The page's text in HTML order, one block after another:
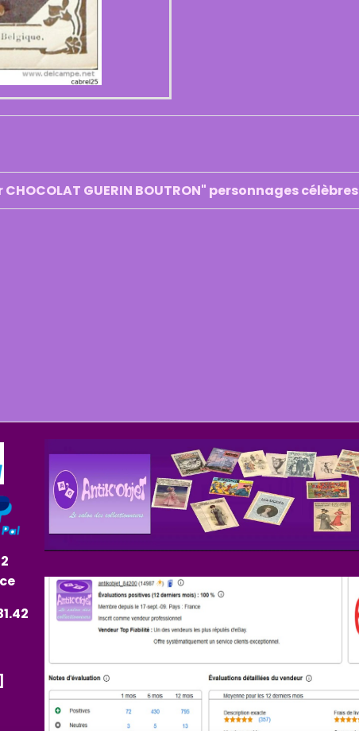
GUERIN BOUTRON" personnages